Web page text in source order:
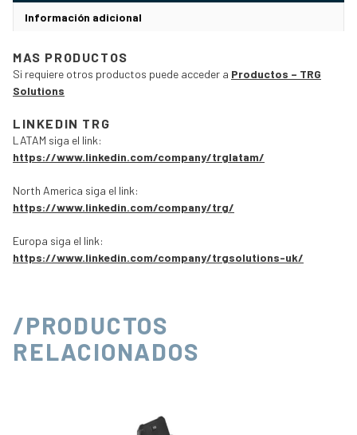
Información adicional
MAS PRODUCTOS
Si requiere otros productos puede acceder a Productos – TRG
Solutions
LINKEDIN TRG
LATAM siga el link:
https://www.linkedin.com/company/trglatam/
North America siga el link:
https://www.linkedin.com/company/trg/
Europa siga el link:
https://www.linkedin.com/company/trgsolutions-uk/
/PRODUCTOS
RELACIONADOS